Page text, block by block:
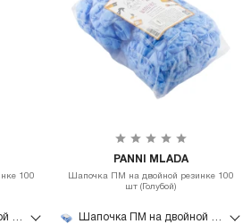
100
Шапочка ПМ на двойной резинке 100 шт (Белый)
PANNI MLADA
Шапочка ПМ на двойной резинке 100
шт (Голубой)
Шапочка ПМ на двойной резинке 100 шт (Голубой)